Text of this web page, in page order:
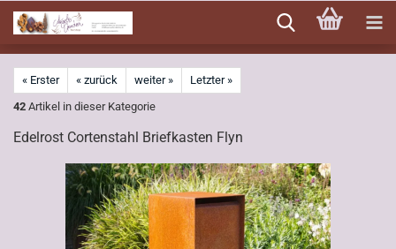
zum
Hauptinhalt
« Erster « zurück weiter »
Letzter »
42 Artikel in dieser Kategorie
Edelrost Cortenstahl Briefkasten Flyn